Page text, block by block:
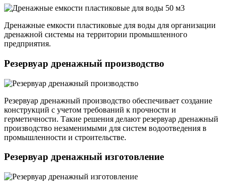
Дренажные емкости пластиковые для воды для организации
дренажной системы на территории промышленного
предприятия.
Резервуар дренажный производство
Резервуар дренажный производство обеспечивает создание
конструкций с учетом требований к прочности и
герметичности. Такие решения делают резервуар дренажный
производство незаменимыми для систем водоотведения в
промышленности и строительстве.
Резервуар дренажный изготовление